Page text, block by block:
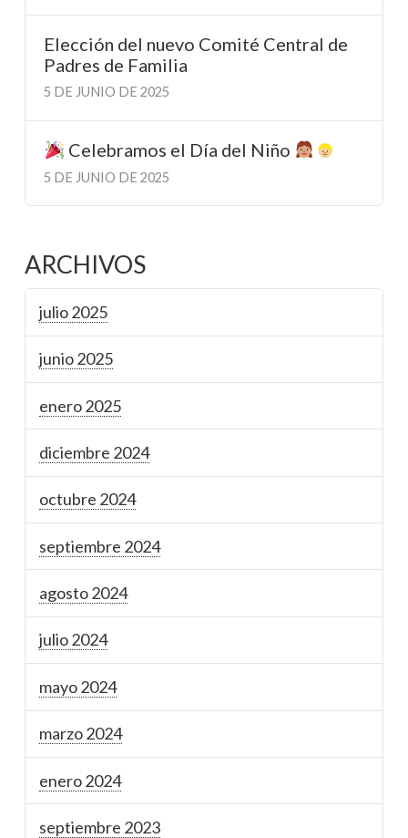
Elección del nuevo Comité Central de
Padres de Familia
5 DE JUNIO DE 2025
Celebramos el Día del Niño
5 DE JUNIO DE 2025
ARCHIVOS
julio 2025
junio 2025
enero 2025
diciembre 2024
octubre 2024
septiembre 2024
agosto 2024
julio 2024
mayo 2024
marzo 2024
enero 2024
septiembre 2023